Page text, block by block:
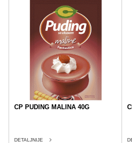
CP PUDING MALINA 40G
DETALJNIJE